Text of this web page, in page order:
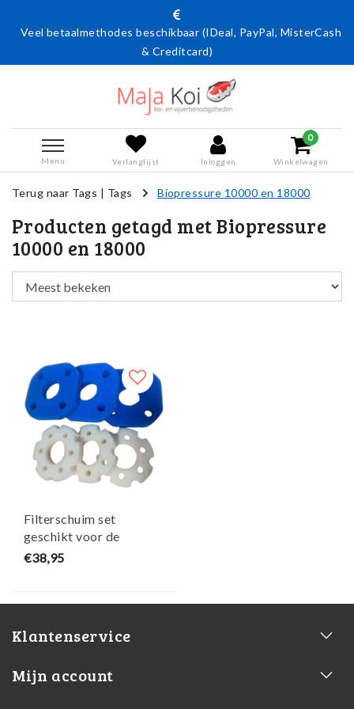
Veel betaalmethodes beschikbaar (IDeal, PayPal, MisterCash
& Creditcard)
Menu Verlanglijst Inloggen
0
Winkelwagen
Terug naar Tags | Tags Biopressure 10000 en 18000
Producten getagd met Biopressure
10000 en 18000
Filterschuim set
geschikt voor de
BioPressure
€38,95
Klantenservice
Mijn account